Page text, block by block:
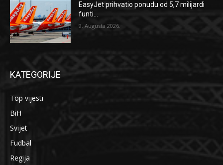
EasyJet prihvatio ponudu od 5,7 milijardi
funti...
9. Augusta 2026.
KATEGORIJE
Top vijesti
BiH
Svijet
Fudbal
Regija